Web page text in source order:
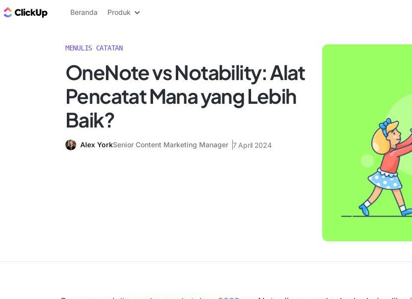
Blog ClickUp
Beranda Produk
MENULIS CATATAN
OneNote vs Notability: Alat
Pencatat Mana yang Lebih
Baik?
Alex YorkSenior Content Marketing Manager 7 April 2024